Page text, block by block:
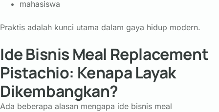
mahasiswa
Praktis adalah kunci utama dalam gaya hidup modern.
Ide Bisnis Meal Replacement
Pistachio: Kenapa Layak
Dikembangkan?
Ada beberapa alasan mengapa ide bisnis meal